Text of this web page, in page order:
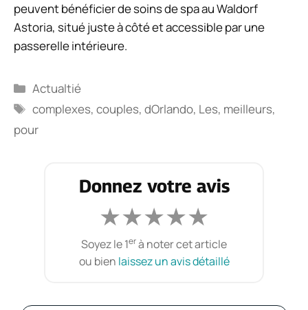
peuvent bénéficier de soins de spa au Waldorf
Astoria, situé juste à côté et accessible par une
passerelle intérieure.
Catégories
Actualtié
Étiquettes
complexes,couples,dOrlando, Les, meilleurs,
pour
Donnez votre avis
★★★★★
Soyez le 1erà noter cet article
ou bien laissez un avis détaillé